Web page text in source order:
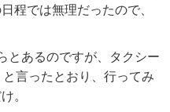
程では無理だったので、
とあるのですが、タクシー
言ったとおり、行ってみ
。